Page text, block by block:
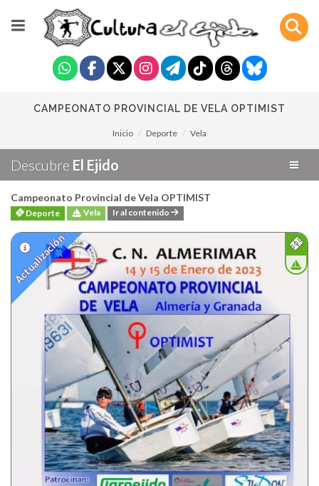
CAMPEONATO PROVINCIAL DE VELA OPTIMIST
Inicio Deporte Vela
Descubre El Ejido
Campeonato Provincial de Vela OPTIMIST
Deporte Vela Ir al contenido
Actualización